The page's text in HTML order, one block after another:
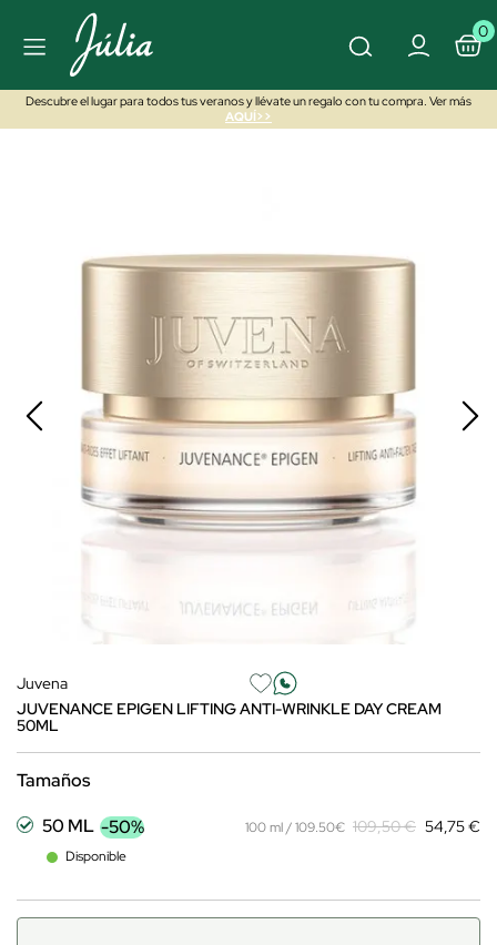
0
Descubre el lugar para todos tus veranos y llévate un regalo con tu compra. Ver más
AQUÍ>>
Juvena
JUVENANCE EPIGEN LIFTING ANTI-WRINKLE DAY CREAM
50ML
Tamaños
50 ML -50%
Disponible
100 ml / 109.50€ 109,50 € 54,75 €